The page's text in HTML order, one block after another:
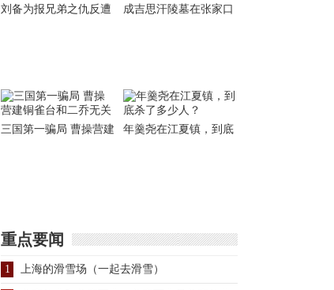
刘备为报兄弟之仇反遭
成吉思汗陵墓在张家口
三国第一骗局 曹操营建
年羹尧在江夏镇，到底
重点要闻
1 上海的滑雪场（一起去滑雪）